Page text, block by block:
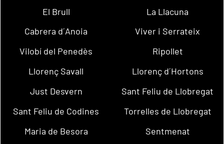
El Brull
La Llacuna
Cabrera d´Anoia
Viver i Serrateix
Vilobí del Penedès
Ripollet
Llorenç Savall
Llorenç d´Hortons
Just Desvern
Sant Feliu de Llobregat
Sant Feliu de Codines
Torrelles de Llobregat
Maria de Besora
Sentmenat